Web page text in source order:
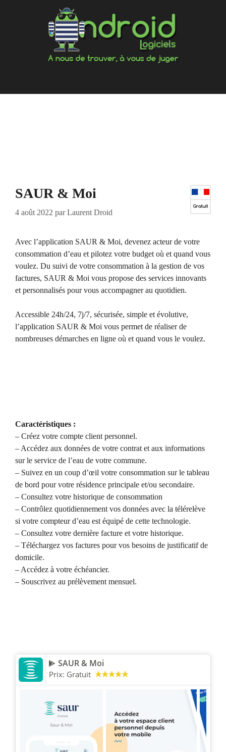
SAUR & Moi
4 août 2022 parLaurent Droid
Avec l’application SAUR & Moi, devenez acteur de votre
consommation d’eau et pilotez votre budget où et quand vous
voulez. Du suivi de votre consommation à la gestion de vos
factures, SAUR & Moi vous propose des services innovants
et personnalisés pour vous accompagner au quotidien.
Accessible 24h/24, 7j/7, sécurisée, simple et évolutive,
l’application SAUR & Moi vous permet de réaliser de
nombreuses démarches en ligne où et quand vous le voulez.
Caractéristiques :
– Créez votre compte client personnel.
– Accédez aux données de votre contrat et aux informations
sur le service de l’eau de votre commune.
– Suivez en un coup d’œil votre consommation sur le tableau
de bord pour votre résidence principale et/ou secondaire.
– Consultez votre historique de consommation
– Contrôlez quotidiennement vos données avec la télérelève
si votre compteur d’eau est équipé de cette technologie.
– Consultez votre dernière facture et votre historique.
– Téléchargez vos factures pour vos besoins de justificatif de
domicile.
– Accédez à votre échéancier.
– Souscrivez au prélèvement mensuel.
SAUR & Moi
Prix: Gratuit